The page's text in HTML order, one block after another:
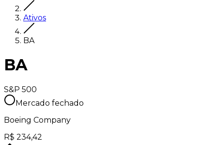
Ativos
BA
BA
S&P 500
Mercado fechado
Boeing Company
R$ 234,42